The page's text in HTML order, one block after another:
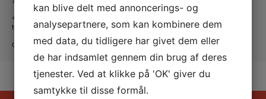
+45 20 16 24 11
tanteandante@kfum-kfuk.dk
CVR: 30771397
kan blive delt med annoncerings- og
analysepartnere, som kan kombinere dem
med data, du tidligere har givet dem eller
de har indsamlet gennem din brug af deres
tjenester. Ved at klikke på 'OK' giver du
samtykke til disse formål.